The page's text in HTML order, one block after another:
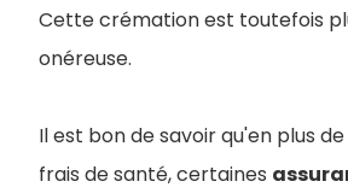
Cette crémation est toutefois
onéreuse.
Il est bon de savoir qu'en plus
frais de santé, certaines